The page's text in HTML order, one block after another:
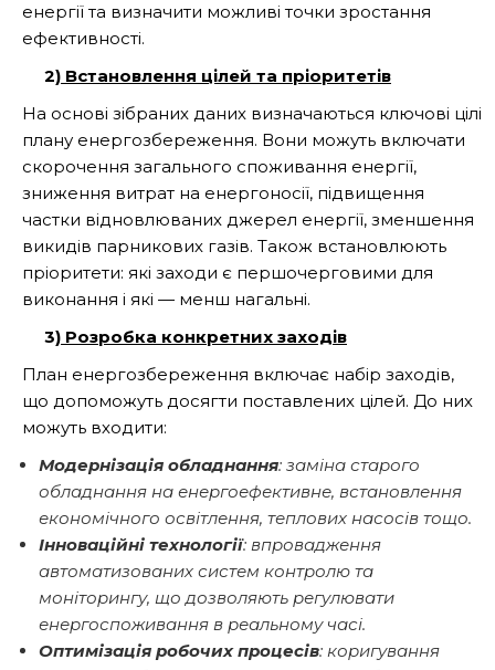
енергії та визначити можливі точки зростання
ефективності.
2) Встановлення цілей та пріоритетів
На основі зібраних даних визначаються ключові цілі
плану енергозбереження. Вони можуть включати
скорочення загального споживання енергії,
зниження витрат на енергоносії, підвищення
частки відновлюваних джерел енергії, зменшення
викидів парникових газів. Також встановлюють
пріоритети: які заходи є першочерговими для
виконання і які — менш нагальні.
3) Розробка конкретних заходів
План енергозбереження включає набір заходів,
що допоможуть досягти поставлених цілей. До них
можуть входити:
Модернізація обладнання: заміна старого
обладнання на енергоефективне, встановлення
економічного освітлення, теплових насосів тощо.
Інноваційні технології: впровадження
автоматизованих систем контролю та
моніторингу, що дозволяють регулювати
енергоспоживання в реальному часі.
Оптимізація робочих процесів: коригування